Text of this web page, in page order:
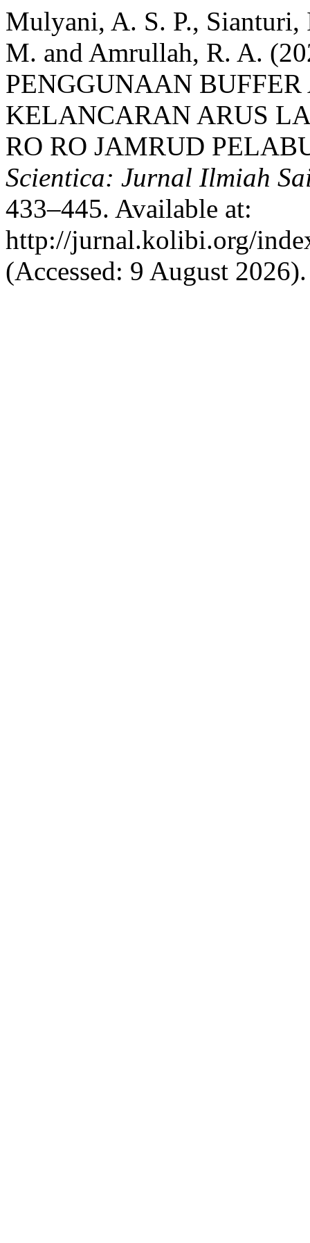
Mulyani, A. S. P.,
M. and Amrullah, R. A.
PENGGUNAAN
KELANCARAN ARUS
RO RO JAMRUD
Scientica: Jurnal Ilmiah
433–445. Available at:
http://jurnal.kolibi.org/
(Accessed: 9 August 2026).